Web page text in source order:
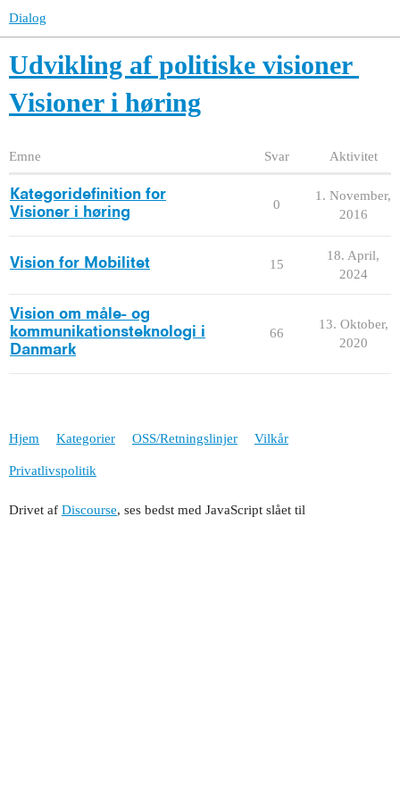
Dialog
Udvikling af politiske visioner
Visioner i høring
Emne Svar Aktivitet
Kategoridefinition for
Visioner i høring
0
1. November,
2016
Vision for Mobilitet 15
18. April,
2024
Vision om måle- og
kommunikationsteknologi i
Danmark
66
13. Oktober,
2020
Hjem Kategorier OSS/Retningslinjer Vilkår
Privatlivspolitik
Drivet af Discourse, ses bedst med JavaScript slået til